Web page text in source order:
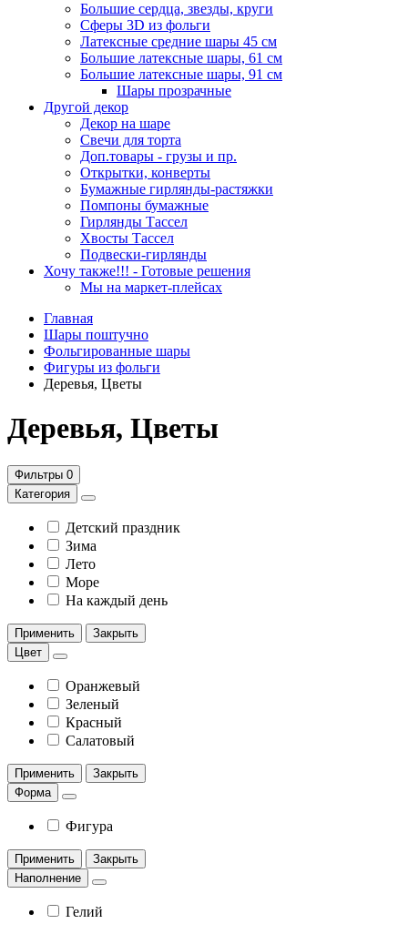
Большие сердца, звезды, круги
Сферы 3D из фольги
Латексные средние шары 45 см
Большие латексные шары, 61 см
Большие латексные шары, 91 см
Шары прозрачные
Другой декор
Декор на шаре
Свечи для торта
Доп.товары - грузы и пр.
Открытки, конверты
Бумажные гирлянды-растяжки
Помпоны бумажные
Гирлянды Тассел
Хвосты Тассел
Подвески-гирлянды
Хочу также!!! - Готовые решения
Мы на маркет-плейсах
Главная
Шары поштучно
Фольгированные шары
Фигуры из фольги
Деревья, Цветы
Деревья, Цветы
Фильтры 0
Категория
Детский праздник
Зима
Лето
Море
На каждый день
Применить
Закрыть
Цвет
Оранжевый
Зеленый
Красный
Салатовый
Применить
Закрыть
Форма
Фигура
Применить
Закрыть
Наполнение
Гелий